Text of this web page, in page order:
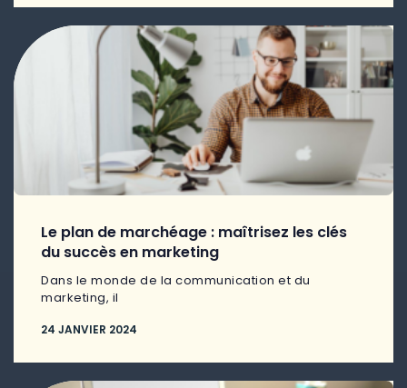
Le plan de marchéage : maîtrisez les clés
du succès en marketing
Dans le monde de la communication et du
marketing, il
24 JANVIER 2024